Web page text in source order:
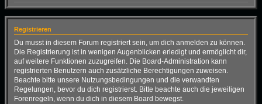
Registrieren
Du musst in diesem Forum registriert sein, um dich anmelden zu können.
Die Registrierung ist in wenigen Augenblicken erledigt und ermöglicht dir,
auf weitere Funktionen zuzugreifen. Die Board-Administration kann
registrierten Benutzern auch zusätzliche Berechtigungen zuweisen.
Beachte bitte unsere Nutzungsbedingungen und die verwandten
Regelungen, bevor du dich registrierst. Bitte beachte auch die jeweiligen
Forenregeln, wenn du dich in diesem Board bewegst.